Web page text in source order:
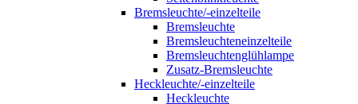
Bremsleuchte/-einzelteile
Bremsleuchte
Bremsleuchteneinzelteile
Bremsleuchtenglühlampe
Zusatz-Bremsleuchte
Heckleuchte/-einzelteile
Heckleuchte